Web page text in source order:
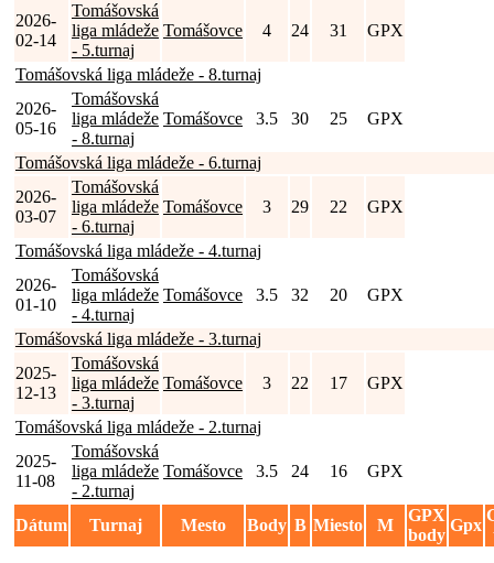
2026-
02-14
Tomášovská
liga mládeže
- 5.turnaj
Tomášovce 4 24 31 GPX
Tomášovská liga mládeže - 8.turnaj
2026-
05-16
Tomášovská
liga mládeže
- 8.turnaj
Tomášovce 3.5 30 25 GPX
Tomášovská liga mládeže - 6.turnaj
2026-
03-07
Tomášovská
liga mládeže
- 6.turnaj
Tomášovce 3 29 22 GPX
Tomášovská liga mládeže - 4.turnaj
2026-
01-10
Tomášovská
liga mládeže
- 4.turnaj
Tomášovce 3.5 32 20 GPX
Tomášovská liga mládeže - 3.turnaj
2025-
12-13
Tomášovská
liga mládeže
- 3.turnaj
Tomášovce 3 22 17 GPX
Tomášovská liga mládeže - 2.turnaj
2025-
11-08
Tomášovská
liga mládeže
- 2.turnaj
Tomášovce 3.5 24 16 GPX
Dátum Turnaj Mesto Body B Miesto M
GPX
body
Gpx